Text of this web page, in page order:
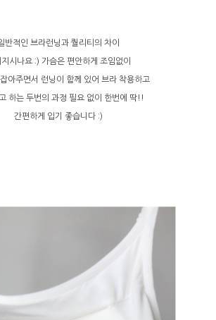
반적인 브라런닝과 퀄리티의 차이
시나요 :) 가슴은 편안하게 조임없이
아주면서 런닝이 함께 있어 브라 착용하고
하는 두번의 과정 필요 없이 한번에 딱!!
간편하게 입기 좋습니다 :)